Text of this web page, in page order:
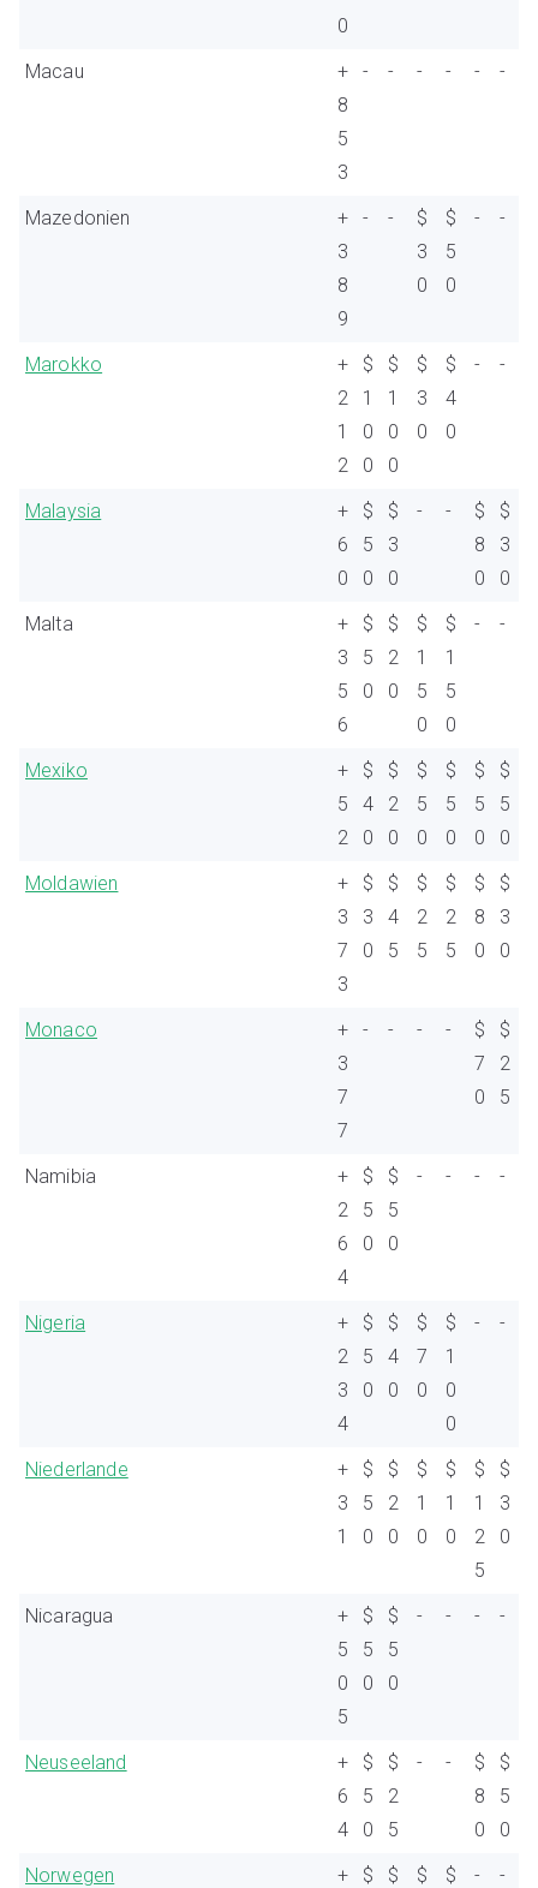
0
Macau
+
8
5
3
- - - - - -
Mazedonien
+
3
8
9
- -
$
3
0
$
5
0
- -
Marokko
+
2
1
2
$
1
0
0
$
1
0
0
$
3
0
$
4
0
- -
Malaysia
+
6
0
$
5
0
$
3
0
- -
$
8
0
$
3
0
Malta
+
3
5
6
$
5
0
$
2
0
$
1
5
0
$
1
5
0
- -
Mexiko
+
5
2
$
4
0
$
2
0
$
5
0
$
5
0
$
5
0
$
5
0
Moldawien
+
3
7
3
$
3
0
$
4
5
$
2
5
$
2
5
$
8
0
$
3
0
Monaco
+
3
7
7
- - - -
$
7
0
$
2
5
Namibia
+
2
6
4
$
5
0
$
5
0
- - - -
Nigeria
+
2
3
4
$
5
0
$
4
0
$
7
0
$
1
0
0
- -
Niederlande
+
3
1
$
5
0
$
2
0
$
1
0
$
1
0
$
1
2
5
$
3
0
Nicaragua
+
5
0
5
$
5
0
$
5
0
- - - -
Neuseeland
+
6
4
$
5
0
$
2
5
- -
$
8
0
$
5
0
Norwegen
+
$
$
$
$
- -